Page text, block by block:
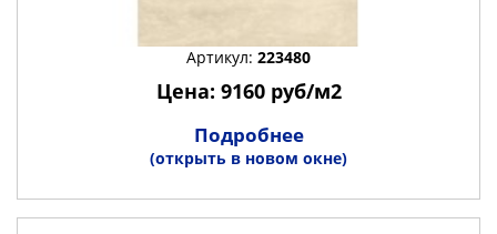
Артикул: 223480
Цена: 9160 руб/м2
Подробнее
(открыть в новом окне)